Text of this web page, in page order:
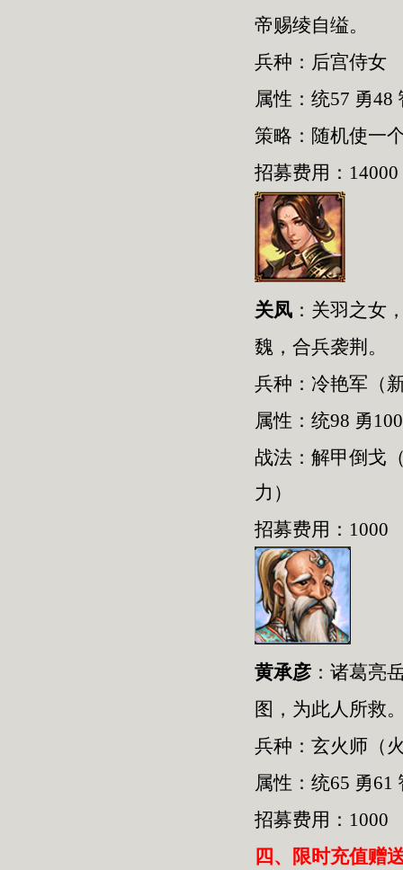
帝赐绫自缢。
兵种：后宫侍女
属性：统57 勇48
策略：随机使一
招募费用：14000
关凤 ：关羽之女
魏，合兵袭荆。
兵种：冷艳军（
属性：统98 勇
战法：解甲倒戈
力）
招募费用：1000
黄承彦 ： 诸葛亮
图，为此人所救
兵种： 玄火师 （
属性：统65 勇61
招募费用：1000
四 、限时充值赠